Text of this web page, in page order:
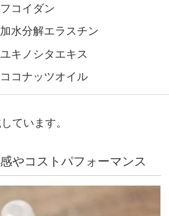
フコイダン
加水分解エラスチン
ユキノシタエキス
ココナッツオイル
ています。
やコストパフォーマンス